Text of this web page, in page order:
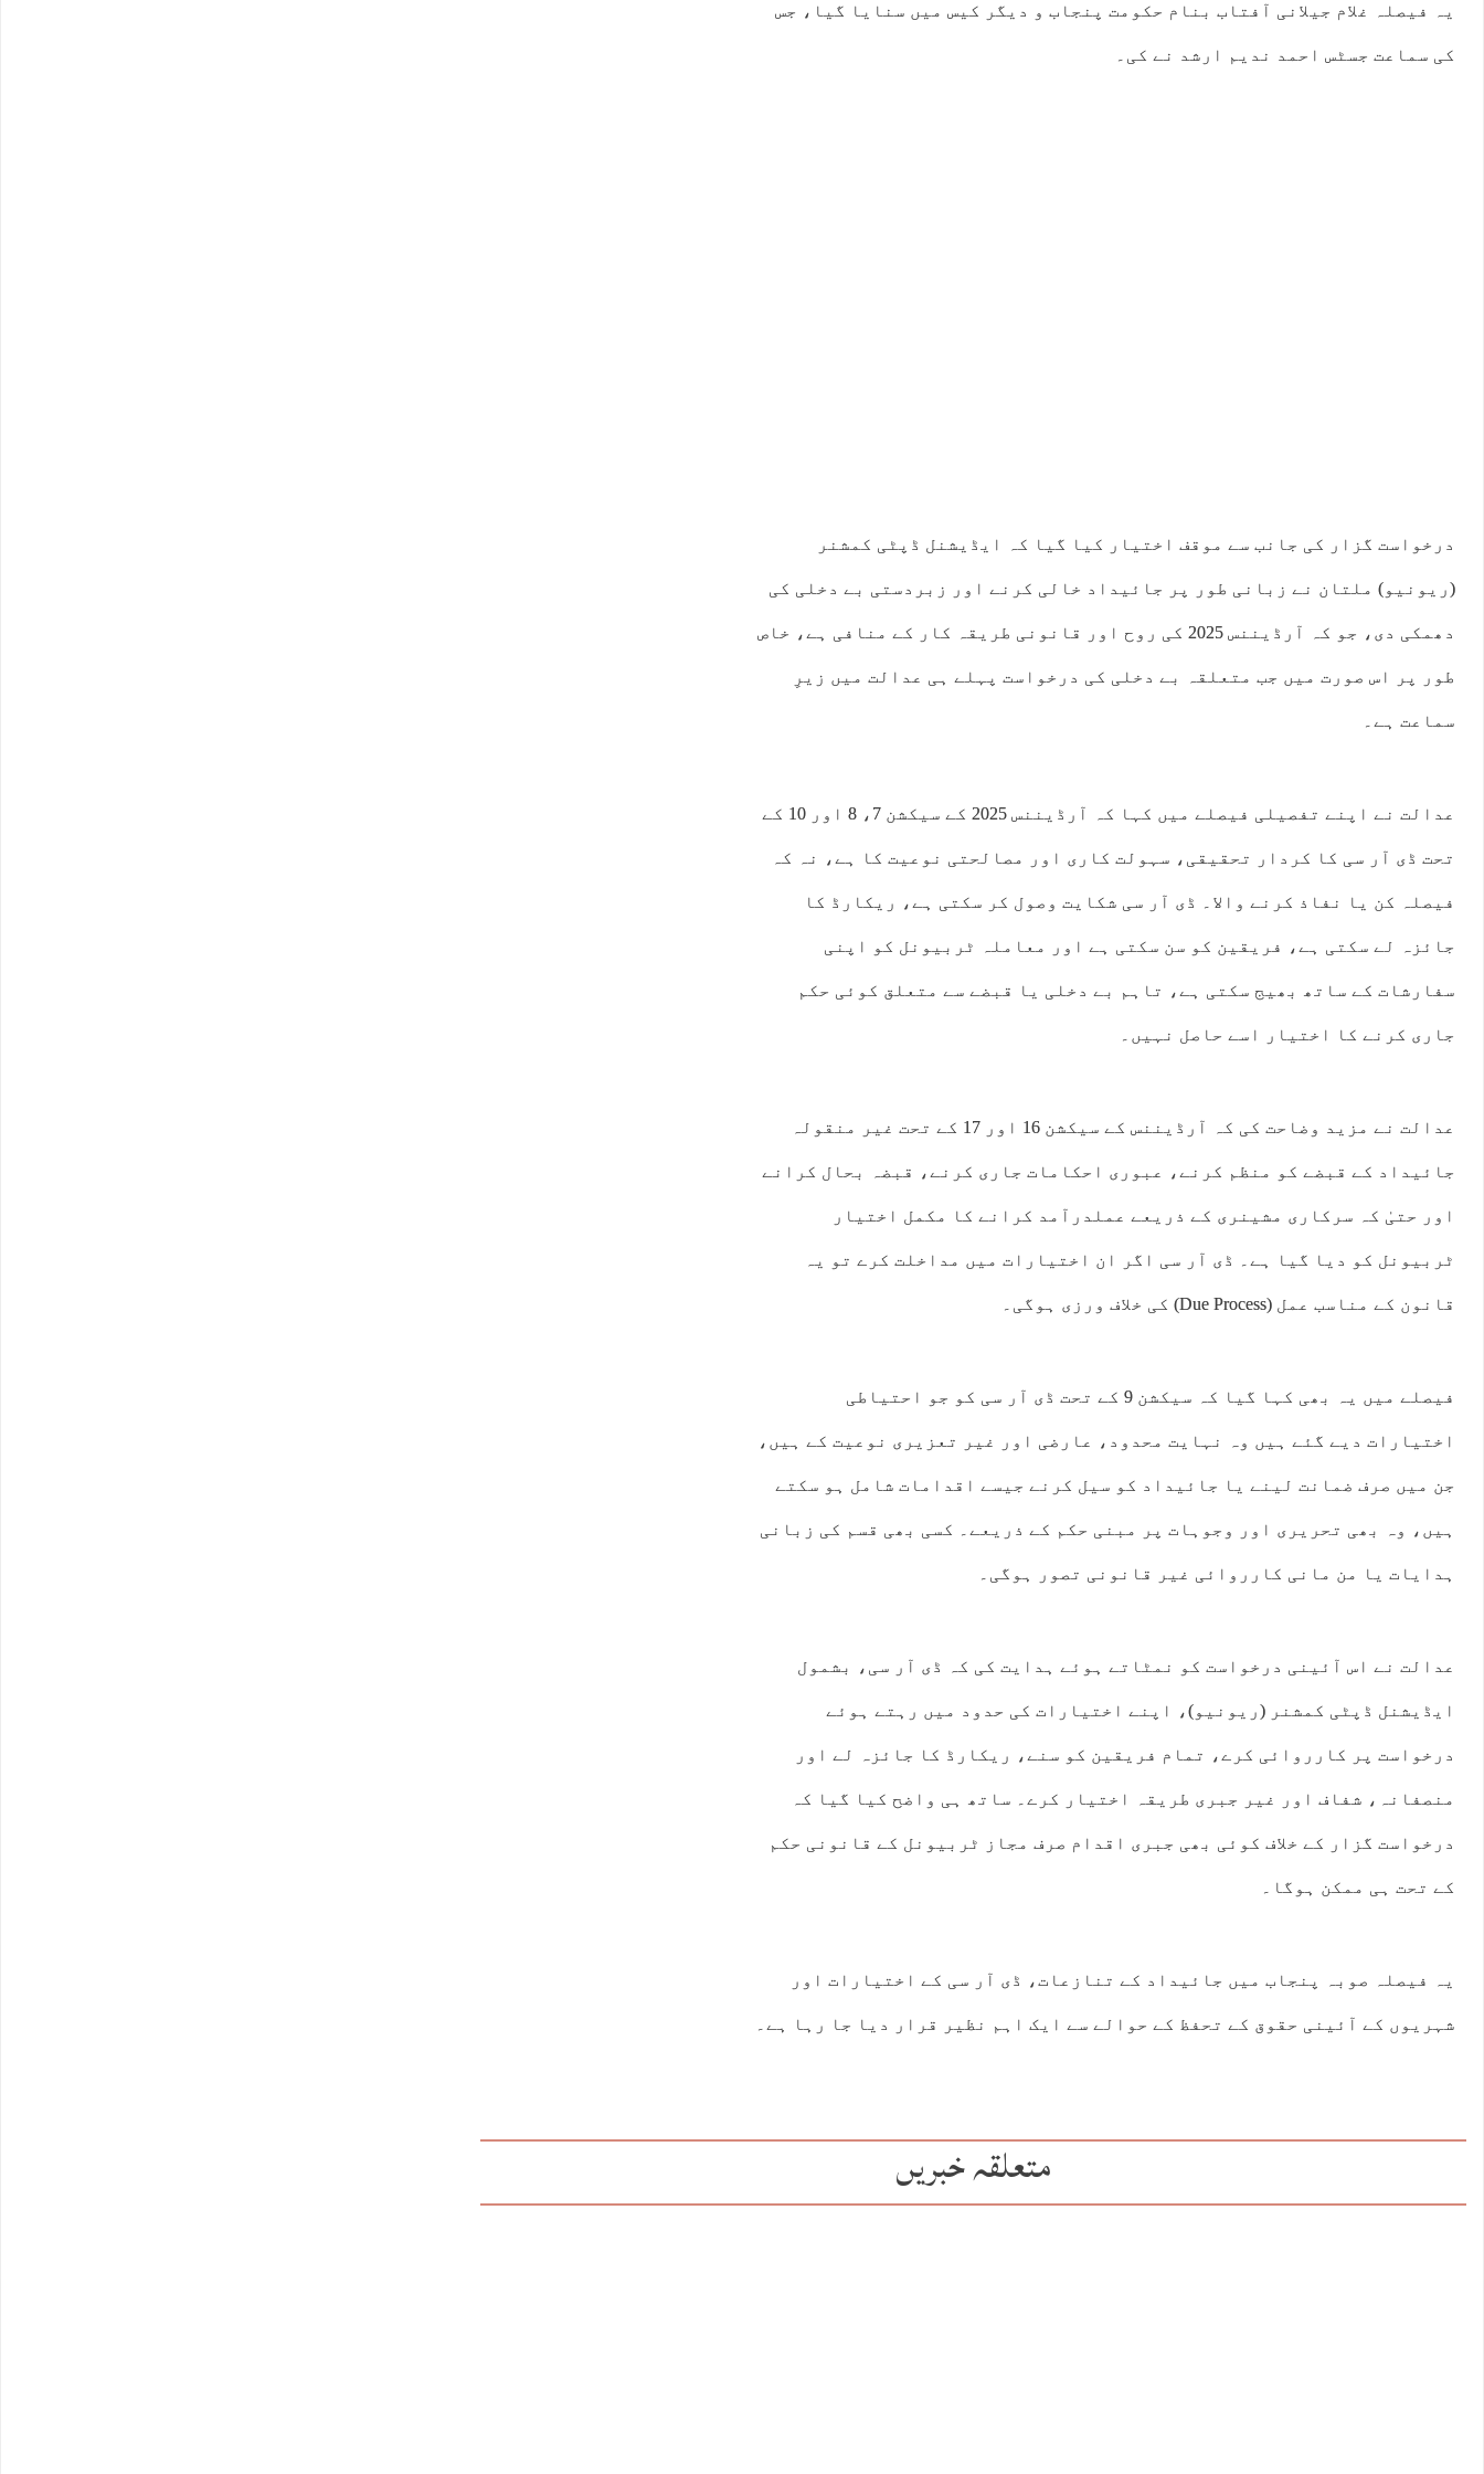
یہ فیصلہ غلام جیلانی آفتاب بنام حکومت پنجاب و دیگر کیس میں سنایا گیا، جس
کی سماعت جسٹس احمد ندیم ارشد نے کی۔
درخواست گزار کی جانب سے موقف اختیار کیا گیا کہ ایڈیشنل ڈپٹی کمشنر
(ریونیو) ملتان نے زبانی طور پر جائیداد خالی کرنے اور زبردستی بے دخلی کی
دھمکی دی، جو کہ آرڈیننس 2025 کی روح اور قانونی طریقہ کار کے منافی ہے، خاص
طور پر اس صورت میں جب متعلقہ بے دخلی کی درخواست پہلے ہی عدالت میں زیرِ
سماعت ہے۔
عدالت نے اپنے تفصیلی فیصلے میں کہا کہ آرڈیننس 2025 کے سیکشن 7، 8 اور 10 کے
تحت ڈی آر سی کا کردار تحقیقی، سہولت کاری اور مصالحتی نوعیت کا ہے، نہ کہ
فیصلہ کن یا نفاذ کرنے والا۔ ڈی آر سی شکایت وصول کر سکتی ہے، ریکارڈ کا
جائزہ لے سکتی ہے، فریقین کو سن سکتی ہے اور معاملہ ٹربیونل کو اپنی
سفارشات کے ساتھ بھیج سکتی ہے، تاہم بے دخلی یا قبضے سے متعلق کوئی حکم
جاری کرنے کا اختیار اسے حاصل نہیں۔
عدالت نے مزید وضاحت کی کہ آرڈیننس کے سیکشن 16 اور 17 کے تحت غیر منقولہ
جائیداد کے قبضے کو منظم کرنے، عبوری احکامات جاری کرنے، قبضہ بحال کرانے
اور حتیٰ کہ سرکاری مشینری کے ذریعے عملدرآمد کرانے کا مکمل اختیار
ٹربیونل کو دیا گیا ہے۔ ڈی آر سی اگر ان اختیارات میں مداخلت کرے تو یہ
قانون کے مناسب عمل (Due Process) کی خلاف ورزی ہوگی۔
فیصلے میں یہ بھی کہا گیا کہ سیکشن 9 کے تحت ڈی آر سی کو جو احتیاطی
اختیارات دیے گئے ہیں وہ نہایت محدود، عارضی اور غیر تعزیری نوعیت کے ہیں،
جن میں صرف ضمانت لینے یا جائیداد کو سیل کرنے جیسے اقدامات شامل ہو سکتے
ہیں، وہ بھی تحریری اور وجوہات پر مبنی حکم کے ذریعے۔ کسی بھی قسم کی زبانی
ہدایات یا من مانی کارروائی غیر قانونی تصور ہوگی۔
عدالت نے اس آئینی درخواست کو نمٹاتے ہوئے ہدایت کی کہ ڈی آر سی، بشمول
ایڈیشنل ڈپٹی کمشنر (ریونیو)، اپنے اختیارات کی حدود میں رہتے ہوئے
درخواست پر کارروائی کرے، تمام فریقین کو سنے، ریکارڈ کا جائزہ لے اور
منصفانہ، شفاف اور غیر جبری طریقہ اختیار کرے۔ ساتھ ہی واضح کیا گیا کہ
درخواست گزار کے خلاف کوئی بھی جبری اقدام صرف مجاز ٹربیونل کے قانونی حکم
کے تحت ہی ممکن ہوگا۔
یہ فیصلہ صوبہ پنجاب میں جائیداد کے تنازعات، ڈی آر سی کے اختیارات اور
شہریوں کے آئینی حقوق کے تحفظ کے حوالے سے ایک اہم نظیر قرار دیا جا رہا ہے۔
متعلقہ خبریں